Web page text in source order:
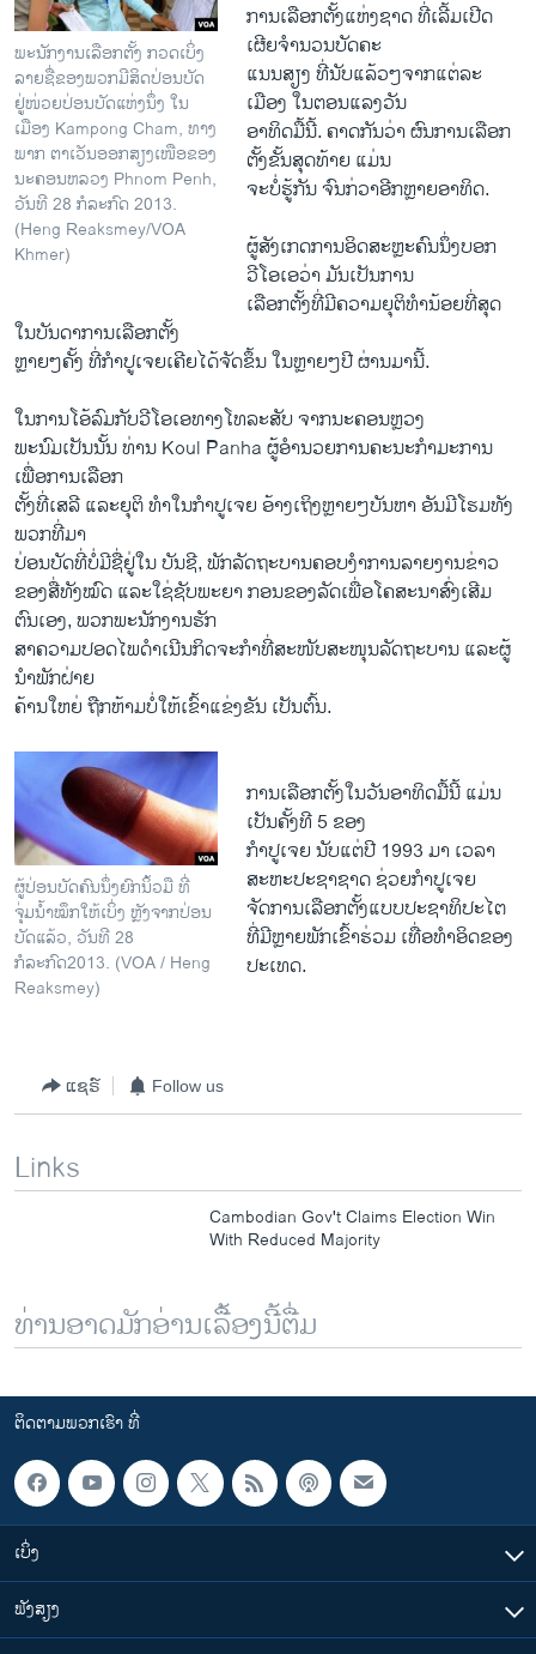
ພະນັກງານເລືອກຕັ້ງ ກວດເບິ່ງ
ລາຍຊື່ຂອງພວກມີສິດປ່ອນບັດ
ຢູ່ໜ່ວຍປ່ອນບັດແຫ່ງນຶ່ງ ໃນ
ເມືອງ Kampong Cham, ທາງ
ພາກ ຕາເວັນອອກສຽງເໜືອຂອງ
ນະຄອນຫລວງ Phnom Penh,
ວັນທີ 28 ກໍລະກົດ 2013.
(Heng Reaksmey/VOA
Khmer)
ການເລືອກຕັ້ງແຫ່ງຊາດ ທີ່ເລີ້ມເປີດ
ເຜີຍຈໍານວນບັດຄະ
ແນນສຽງ ທີ່ນັບແລ້ວໆຈາກແຕ່ລະ
ເມືອງ ໃນຕອນແລງວັນ
ອາທິດມື້ນີ້. ຄາດກັນວ່າ ຜົນການເລືອກ
ຕັ້ງຂັ້ນສຸດທ້າຍ ແມ່ນ
ຈະບໍ່ຮູ້ກັນ ຈົນກ່ວາອີກຫຼາຍອາທິດ.
ຜູ້ສັງເກດການອິດສະຫຼະຄົນນຶ່ງບອກ
ວີໂອເອວ່າ ມັນເປັນການ
ເລືອກຕັ້ງທີ່ມີຄວາມຍຸຕິທໍານ້ອຍທີ່ສຸດ
ໃນບັນດາການເລືອກຕັ້ງ
ຫຼາຍໆຄັ້ງ ທີ່ກໍາປູເຈຍເຄີຍໄດ້ຈັດຂຶ້ນ ໃນຫຼາຍໆປີ ຜ່ານມານີ້.
ໃນການໂອ້ລົມກັບວີໂອເອທາງໂທລະສັບ ຈາກນະຄອນຫຼວງ
ພະນົມເປັນນັ້ນ ທ່ານ Koul Panha ຜູ້ອໍານວຍການຄະນະກໍາມະການ
ເພື່ອການເລືອກ
ຕັ້ງທີ່ເສລີ ແລະຍຸຕິ ທໍາໃນກໍາປູເຈຍ ອ້າງເຖິງຫຼາຍໆບັນຫາ ອັນມີໂຮມທັງ
ພວກທີ່ມາ
ປ່ອນບັດທີ່ບໍ່ມີຊື່ຢູ່ໃນ ບັນຊີ, ພັກລັດຖະບານຄອບງໍາການລາຍງານຂ່າວ
ຂອງສື່ທັງໝົດ ແລະໃຊ່ຊັບພະຍາ ກອນຂອງລັດເພື່ອໂຄສະນາສົ່ງເສີມ
ຕົນເອງ, ພວກພະນັກງານຮັກ
ສາຄວາມປອດໄພດໍາເນີນກິດຈະກໍາທີ່ສະໜັບສະໜຸນລັດຖະບານ ແລະຜູ້
ນໍາພັກຝ່າຍ
ຄ້ານໃຫຍ່ ຖືກຫ້າມບໍ່ໃຫ້ເຂົ້າແຂ່ງຂັນ ເປັນຕົ້ນ.
ຜູ້ປ່ອນບັດຄົນນຶ່ງຍົກນິ້ວມື ທີ່
ຈຸ່ມນໍ້າໝຶກໃຫ້ເບິ່ງ ຫຼັງຈາກປ່ອນ
ບັດແລ້ວ, ວັນທີ 28
ກໍລະກົດ2013. (VOA / Heng
Reaksmey)
ການເລືອກຕັ້ງໃນວັນອາທິດມື້ນີ້ ແມ່ນ
ເປັນຄັ້ງທີ 5 ຂອງ
ກໍາປູເຈຍ ນັບແຕ່ປີ 1993 ມາ ເວລາ
ສະຫະປະຊາຊາດ ຊ່ວຍກໍາປູເຈຍ
ຈັດການເລືອກຕັ້ງແບບປະຊາທິປະໄຕ
ທີ່ມີຫຼາຍພັກເຂົ້າຮ່ວມ ເທື່ອທໍາອິດຂອງ
ປະເທດ.
ແຊຣ໌ Follow us
Links
Cambodian Gov't Claims Election Win
With Reduced Majority
ທ່ານອາດມັກອ່ານເລື້ອງນີ້ຕື່ມ
ຕິດຕາມພວກເຮົາ ທີ່
ເບິ່ງ
ຟັງສຽງ